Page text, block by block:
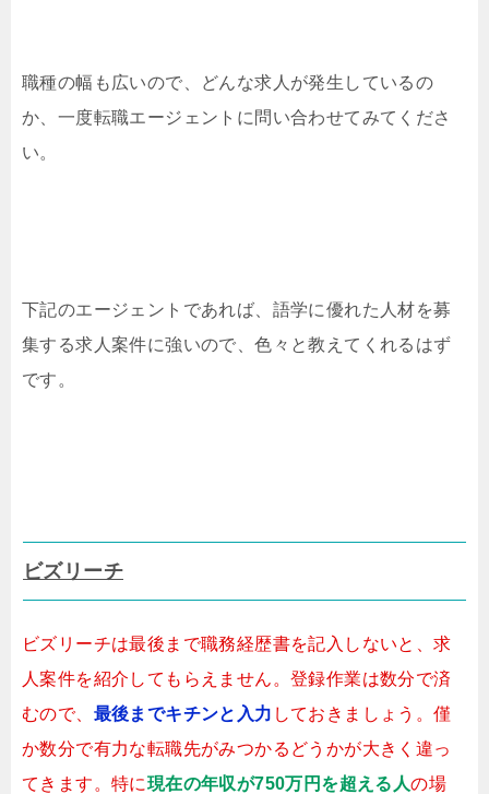
職種の幅も広いので、どんな求人が発生しているの
か、一度転職エージェントに問い合わせてみてくださ
い。
下記のエージェントであれば、語学に優れた人材を募
集する求人案件に強いので、色々と教えてくれるはず
です。
ビズリーチ
ビズリーチは最後まで職務経歴書を記入しないと、求
人案件を紹介してもらえません。登録作業は数分で済
むので、 最後までキチンと入力 しておきましょう。僅
か数分で有力な転職先がみつかるどうかが大きく違っ
てきます。特に現在の年収が750万円を超える人の場